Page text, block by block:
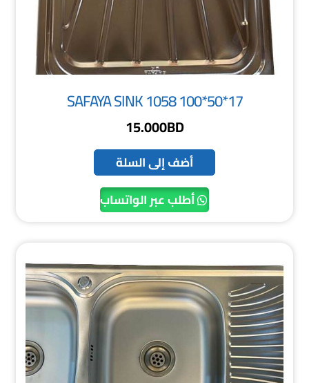
SAFAYA SINK 1058 100*50*17
15.000BD
أضف إلى السلة
أطلب عبر الواتساب